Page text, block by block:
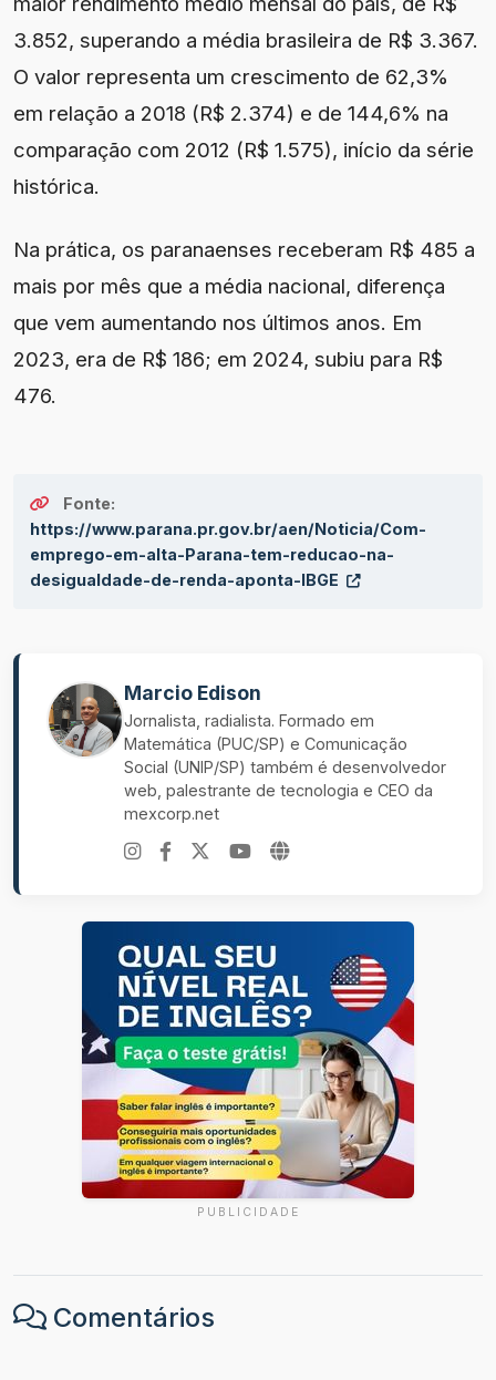
3.852, superando a média brasileira de R$ 3.367.
O valor representa um crescimento de 62,3%
em relação a 2018 (R$ 2.374) e de 144,6% na
comparação com 2012 (R$ 1.575), início da série
histórica.
Na prática, os paranaenses receberam R$ 485 a
mais por mês que a média nacional, diferença
que vem aumentando nos últimos anos. Em
2023, era de R$ 186; em 2024, subiu para R$
476.
Fonte:
https://www.parana.pr.gov.br/aen/Noticia/Com-
emprego-em-alta-Parana-tem-reducao-na-
desigualdade-de-renda-aponta-IBGE
Marcio Edison
Jornalista, radialista. Formado em
Matemática (PUC/SP) e Comunicação
Social (UNIP/SP) também é desenvolvedor
web, palestrante de tecnologia e CEO da
mexcorp.net
PUBLICIDADE
Comentários